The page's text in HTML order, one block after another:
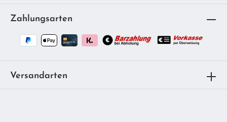
Zahlungsarten
Versandarten